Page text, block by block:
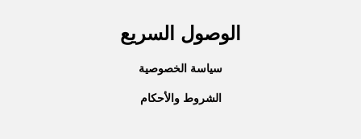
الوصول السريع
سياسة الخصوصية
الشروط والأحكام